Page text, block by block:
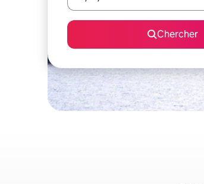
Chercher